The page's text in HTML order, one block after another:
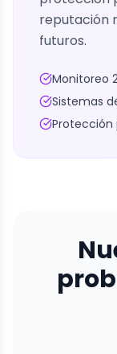
reputación
futuros.
Monitoreo
Sistemas
Protección